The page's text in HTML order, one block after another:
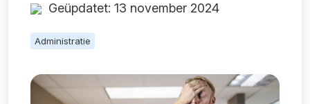
Geüpdatet: 13 november 2024
Administratie